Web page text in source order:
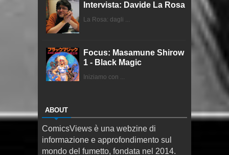
Intervista: Davide La Rosa
La Rosa: dagli ...
Focus: Masamune Shirow
1 - Black Magic
Iniziamo con ...
ABOUT
ComicsViews è una webzine di
informazione e approfondimento sul
mondo del fumetto, fondata nel 2014.